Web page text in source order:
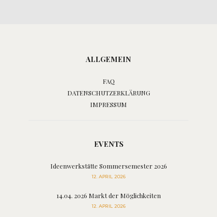
ALLGEMEIN
FAQ
DATENSCHUTZERKLÄRUNG
IMPRESSUM
EVENTS
Ideenwerkstätte Sommersemester 2026
12. APRIL 2026
14.04. 2026 Markt der Möglichkeiten
12. APRIL 2026